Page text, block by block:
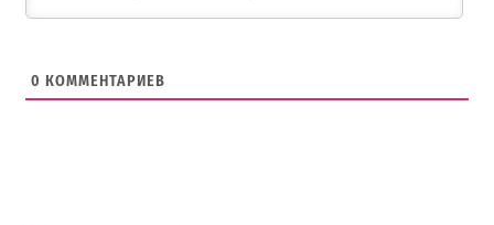
0 КОММЕНТАРИЕВ